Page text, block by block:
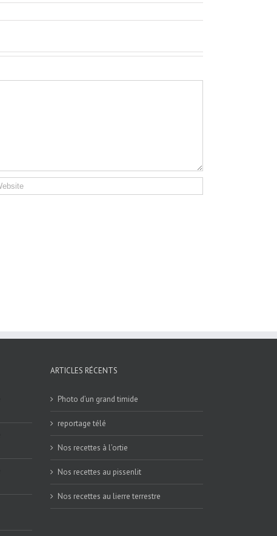
ARTICLES RÉCENTS
Photo d’un grand timide
reportage télé
Nos recettes à l’ortie
Nos recettes au pissenlit
Nos recettes au lierre terrestre